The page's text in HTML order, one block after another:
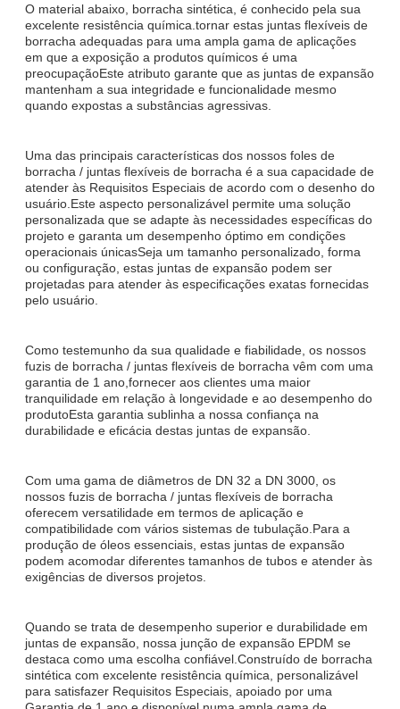
O material abaixo, borracha sintética, é conhecido pela sua
excelente resistência química.tornar estas juntas flexíveis de
borracha adequadas para uma ampla gama de aplicações
em que a exposição a produtos químicos é uma
preocupaçãoEste atributo garante que as juntas de expansão
mantenham a sua integridade e funcionalidade mesmo
quando expostas a substâncias agressivas.
Uma das principais características dos nossos foles de
borracha / juntas flexíveis de borracha é a sua capacidade de
atender às Requisitos Especiais de acordo com o desenho do
usuário.Este aspecto personalizável permite uma solução
personalizada que se adapte às necessidades específicas do
projeto e garanta um desempenho óptimo em condições
operacionais únicasSeja um tamanho personalizado, forma
ou configuração, estas juntas de expansão podem ser
projetadas para atender às especificações exatas fornecidas
pelo usuário.
Como testemunho da sua qualidade e fiabilidade, os nossos
fuzis de borracha / juntas flexíveis de borracha vêm com uma
garantia de 1 ano,fornecer aos clientes uma maior
tranquilidade em relação à longevidade e ao desempenho do
produtoEsta garantia sublinha a nossa confiança na
durabilidade e eficácia destas juntas de expansão.
Com uma gama de diâmetros de DN 32 a DN 3000, os
nossos fuzis de borracha / juntas flexíveis de borracha
oferecem versatilidade em termos de aplicação e
compatibilidade com vários sistemas de tubulação.Para a
produção de óleos essenciais, estas juntas de expansão
podem acomodar diferentes tamanhos de tubos e atender às
exigências de diversos projetos.
Quando se trata de desempenho superior e durabilidade em
juntas de expansão, nossa junção de expansão EPDM se
destaca como uma escolha confiável.Construído de borracha
sintética com excelente resistência química, personalizável
para satisfazer Requisitos Especiais, apoiado por uma